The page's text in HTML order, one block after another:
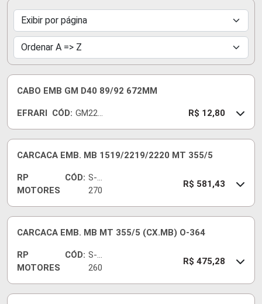
CABO EMB GM D40 89/92 672MM
EFRARI CÓD: GM221
R$ 12,80
CARCACA EMB. MB 1519/2219/2220 MT 355/5
RP
MOTORES
CÓD: S-
270
R$ 581,43
CARCACA EMB. MB MT 355/5 (CX.MB) O-364
RP
MOTORES
CÓD: S-
260
R$ 475,28